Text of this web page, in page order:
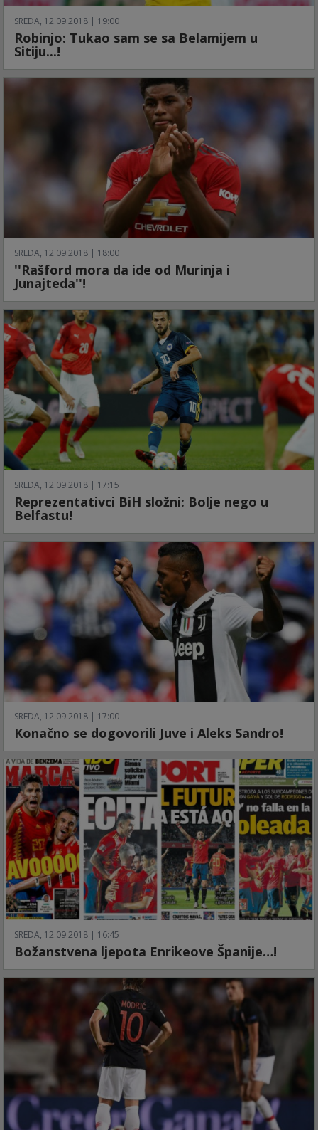
SREDA, 12.09.2018 | 19:00
Robinjo: Tukao sam se sa Belamijem u
Sitiju...!
SREDA, 12.09.2018 | 18:00
''Rašford mora da ide od Murinja i
Junajteda''!
SREDA, 12.09.2018 | 17:15
Reprezentativci BiH složni: Bolje nego u
Belfastu!
SREDA, 12.09.2018 | 17:00
Konačno se dogovorili Juve i Aleks Sandro!
SREDA, 12.09.2018 | 16:45
Božanstvena ljepota Enrikeove Španije…!